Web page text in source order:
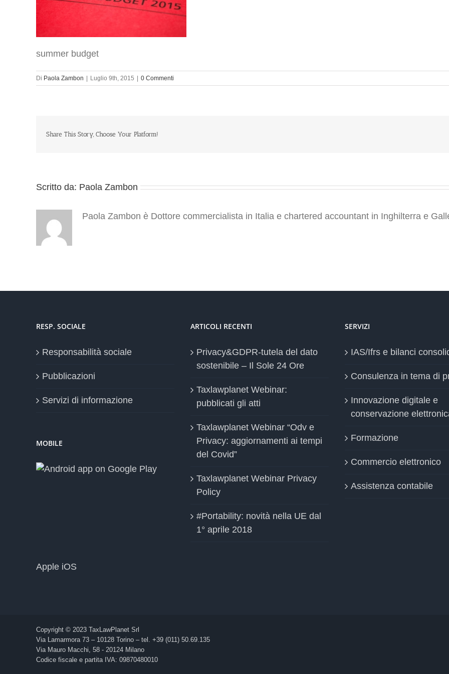
summer budget
Di Paola Zambon Luglio 9th, 2015 0 Commenti
Share This Story, Choose Your Platform!
Scritto da: Paola Zambon
Paola Zambon è Dottore commercialista in Italia e chartered accountant in Inghilterra e
RESP. SOCIALE
Responsabilità sociale
Pubblicazioni
Servizi di informazione
MOBILE
Apple iOS
ARTICOLI RECENTI
Privacy&GDPR-tutela del dato
sostenibile – Il Sole 24 Ore
Taxlawplanet Webinar:
pubblicati gli atti
Taxlawplanet Webinar “Odv e
Privacy: aggiornamenti ai tempi
del Covid”
Taxlawplanet Webinar Privacy
Policy
#Portability: novità nella UE dal
1° aprile 2018
SERVIZI
IAS/Ifrs e bilanci
Consulenza in tema di
Innovazione digitale e
conservazione
Formazione
Commercio elettronico
Assistenza contabile
Copyright © 2023 TaxLawPlanet Srl
Via Lamarmora 73 – 10128 Torino – tel. +39 (011) 50.69.135
Via Mauro Macchi, 58 - 20124 Milano
Codice fiscale e partita IVA: 09870480010